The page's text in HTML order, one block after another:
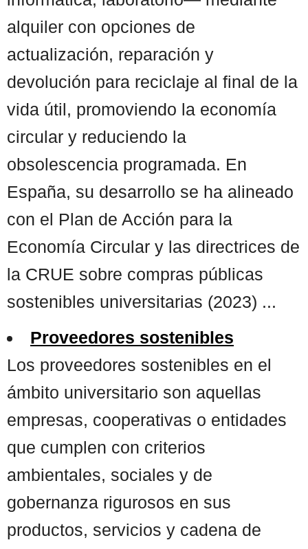
alquiler con opciones de
actualización, reparación y
devolución para reciclaje al final de la
vida útil, promoviendo la economía
circular y reduciendo la
obsolescencia programada. En
España, su desarrollo se ha alineado
con el Plan de Acción para la
Economía Circular y las directrices de
la CRUE sobre compras públicas
sostenibles universitarias (2023) ...
Proveedores sostenibles
Los proveedores sostenibles en el
ámbito universitario son aquellas
empresas, cooperativas o entidades
que cumplen con criterios
ambientales, sociales y de
gobernanza rigurosos en sus
productos, servicios y cadena de